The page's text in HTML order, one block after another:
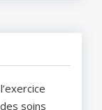
soins